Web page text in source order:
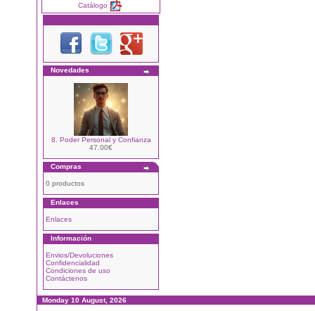
Catálogo
Novedades
8. Poder Personal y Confianza
47.00€
Compras
0 productos
Enlaces
Enlaces
Información
Envios/Devoluciones
Confidencialidad
Condiciones de uso
Contáctenos
Monday 10 August, 2026